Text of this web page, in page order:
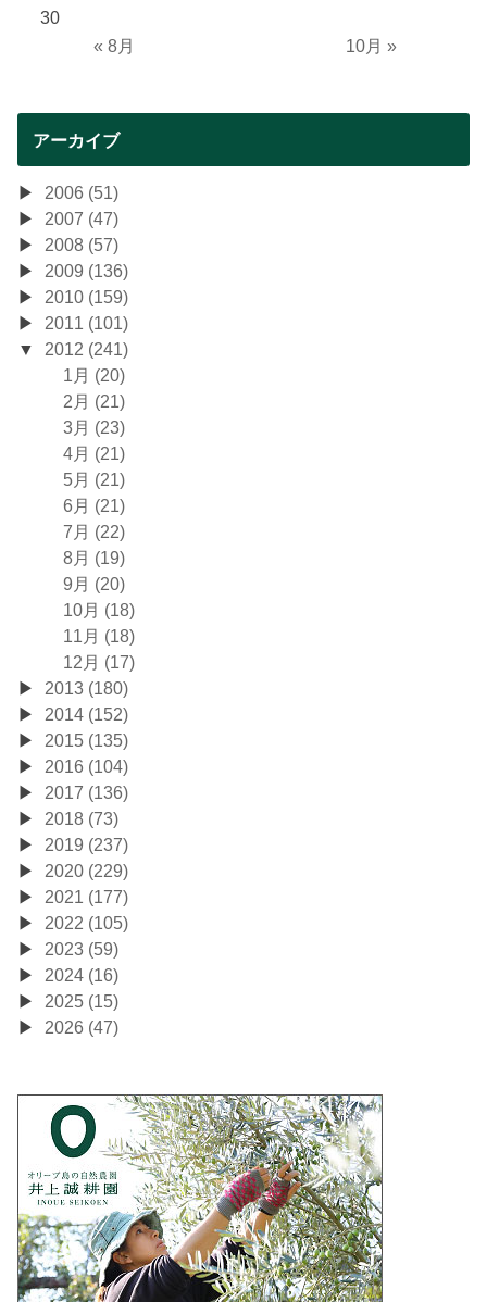
« 8月 10月 »
30
アーカイブ
2006 (51)
2007 (47)
2008 (57)
2009 (136)
2010 (159)
2011 (101)
2012 (241)
1月 (20)
2月 (21)
3月 (23)
4月 (21)
5月 (21)
6月 (21)
7月 (22)
8月 (19)
9月 (20)
10月 (18)
11月 (18)
12月 (17)
2013 (180)
2014 (152)
2015 (135)
2016 (104)
2017 (136)
2018 (73)
2019 (237)
2020 (229)
2021 (177)
2022 (105)
2023 (59)
2024 (16)
2025 (15)
2026 (47)